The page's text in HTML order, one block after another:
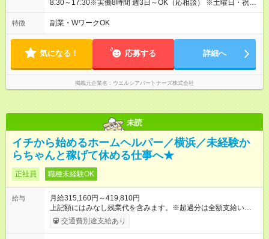
8:30～17:30※実働8時間 週3日～OK（応相談） ※土曜日・祝日
勤務可能な方優遇 勤務日はシフト制です。
特徴 副業・WワークOK
気になる！ 応募する 詳細へ
掲載元企業名 ウエルシアパートナーズ株式会社
未読
イチから始めるホームヘルパー／横浜／未経験か
らちゃんと稼げて休める仕事へ★
正社員 職種未経験OK
給与
月給315,160円～419,810円
上記額にはみなし残業代を含みます。※超過分は全額支給いたし
ます。 みなし残業代 39,360円 ～ 52,010円／月 みなし残業時
間 20時間／月 ※資格・経験により記載金額から変動の可能性あ
交通費別途支給あり